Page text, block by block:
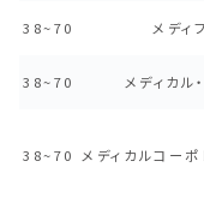
38~70 メディ
38~70 メディカル
38~70 メディカルコー